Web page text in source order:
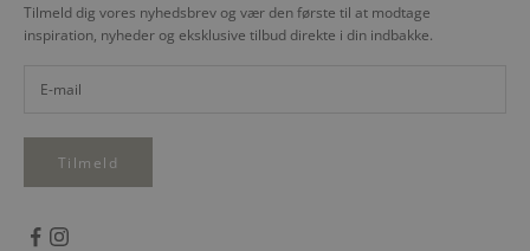
Tilmeld dig vores nyhedsbrev og vær den første til at modtage
inspiration, nyheder og eksklusive tilbud direkte i din indbakke.
Tilmeld